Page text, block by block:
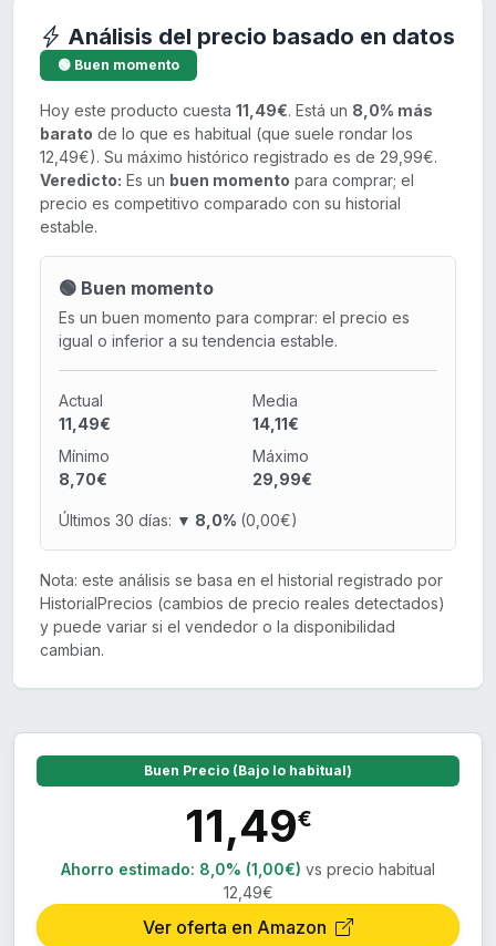
Análisis del precio basado en datos
🟢 Buen momento
Hoy este producto cuesta 11,49€. Está un 8,0% más
barato de lo que es habitual (que suele rondar los
12,49€). Su máximo histórico registrado es de 29,99€.
Veredicto: Es un buen momento para comprar; el
precio es competitivo comparado con su historial
estable.
🟢 Buen momento
Es un buen momento para comprar: el precio es
igual o inferior a su tendencia estable.
Actual
11,49€
Media
14,11€
Mínimo
8,70€
Máximo
29,99€
Últimos 30 días: ▼ 8,0% (0,00€)
Nota: este análisis se basa en el historial registrado por
HistorialPrecios (cambios de precio reales detectados)
y puede variar si el vendedor o la disponibilidad
cambian.
Buen Precio (Bajo lo habitual)
11,49€
Ahorro estimado: 8,0% (1,00€) vs precio habitual
12,49€
Ver oferta en Amazon